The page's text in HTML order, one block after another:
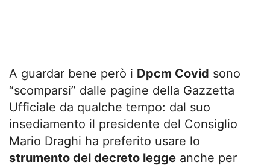
A guardar bene però i Dpcm Covid sono
“scomparsi” dalle pagine della Gazzetta
Ufficiale da qualche tempo: dal suo
insediamento il presidente del Consiglio
Mario Draghi ha preferito usare lo
strumento del decreto legge anche per